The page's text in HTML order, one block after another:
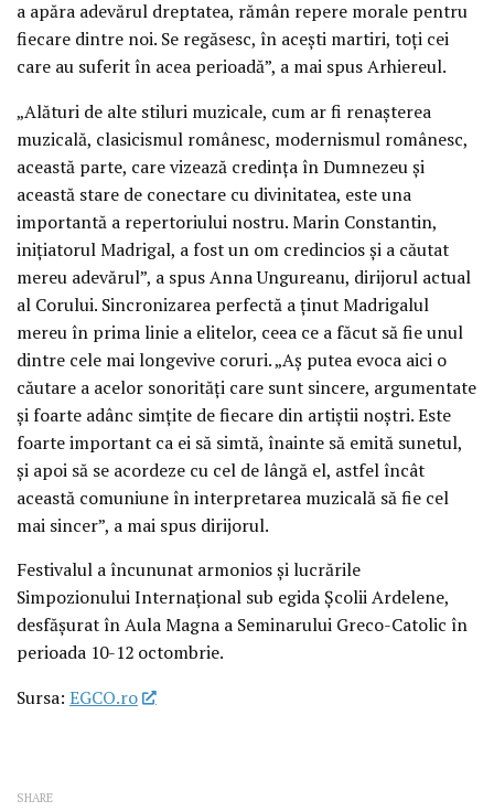
a apăra adevărul dreptatea, rămân repere morale pentru
fiecare dintre noi. Se regăsesc, în acești martiri, toți cei
care au suferit în acea perioadă”, a mai spus Arhiereul.
„Alături de alte stiluri muzicale, cum ar fi renașterea
muzicală, clasicismul românesc, modernismul românesc,
această parte, care vizează credința în Dumnezeu și
această stare de conectare cu divinitatea, este una
importantă a repertoriului nostru. Marin Constantin,
inițiatorul Madrigal, a fost un om credincios și a căutat
mereu adevărul”, a spus Anna Ungureanu, dirijorul actual
al Corului. Sincronizarea perfectă a ținut Madrigalul
mereu în prima linie a elitelor, ceea ce a făcut să fie unul
dintre cele mai longevive coruri. „Aș putea evoca aici o
căutare a acelor sonorități care sunt sincere, argumentate
și foarte adânc simțite de fiecare din artiștii noștri. Este
foarte important ca ei să simtă, înainte să emită sunetul,
și apoi să se acordeze cu cel de lângă el, astfel încât
această comuniune în interpretarea muzicală să fie cel
mai sincer”, a mai spus dirijorul.
Festivalul a încununat armonios și lucrările
Simpozionului Internațional sub egida Școlii Ardelene,
desfășurat în Aula Magna a Seminarului Greco-Catolic în
perioada 10-12 octombrie.
Sursa: EGCO.ro
SHARE